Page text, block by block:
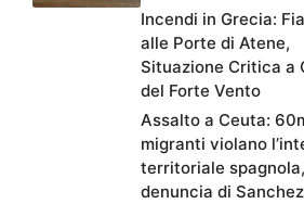
Incendi in Grecia:
alle Porte di Atene,
Situazione Critica a
del Forte Vento
Assalto a Ceuta:
migranti violano
territoriale
denuncia di Sanchez